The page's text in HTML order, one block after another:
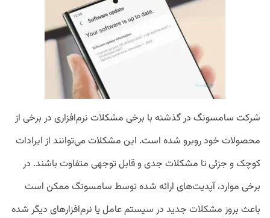
شرکت سامسونگ در گذشته با برخی مشکلات نرم‌افزاری در برخی از
محصولات خود روبرو شده است. این مشکلات می‌توانند از ایرادات
کوچک و جزئی تا مشکلات جدی و قابل توجهی متفاوت باشند. در
برخی موارد، آپدیت‌های ارائه شده توسط سامسونگ ممکن است
باعث بروز مشکلات جدید در سیستم عامل یا نرم‌افزارهای دیگر شده